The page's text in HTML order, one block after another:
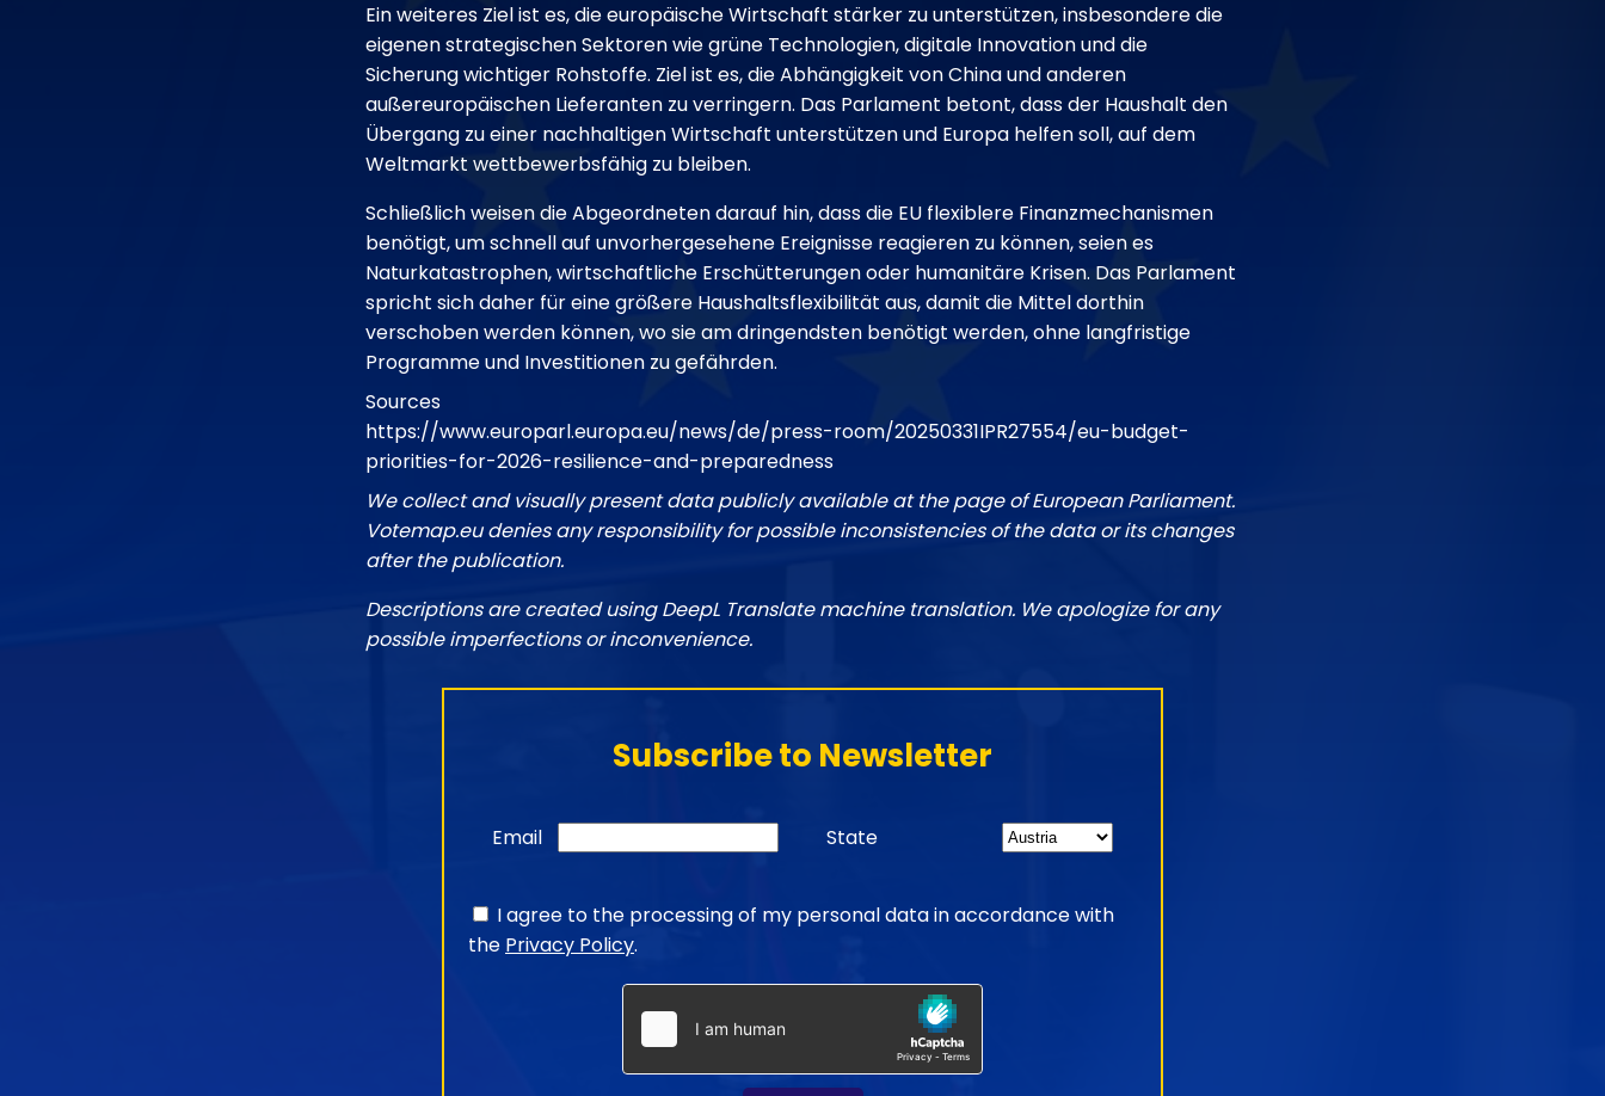
Ein weiteres Ziel ist es, die europäische Wirtschaft stärker zu unterstützen, insbesondere die
eigenen strategischen Sektoren wie grüne Technologien, digitale Innovation und die
Sicherung wichtiger Rohstoffe. Ziel ist es, die Abhängigkeit von China und anderen
außereuropäischen Lieferanten zu verringern. Das Parlament betont, dass der Haushalt den
Übergang zu einer nachhaltigen Wirtschaft unterstützen und Europa helfen soll, auf dem
Weltmarkt wettbewerbsfähig zu bleiben.
Schließlich weisen die Abgeordneten darauf hin, dass die EU flexiblere Finanzmechanismen
benötigt, um schnell auf unvorhergesehene Ereignisse reagieren zu können, seien es
Naturkatastrophen, wirtschaftliche Erschütterungen oder humanitäre Krisen. Das Parlament
spricht sich daher für eine größere Haushaltsflexibilität aus, damit die Mittel dorthin
verschoben werden können, wo sie am dringendsten benötigt werden, ohne langfristige
Programme und Investitionen zu gefährden.
Sources
https://www.europarl.europa.eu/news/de/press-room/20250331IPR27554/eu-budget-
priorities-for-2026-resilience-and-preparedness
We collect and visually present data publicly available at the page of European Parliament.
Votemap.eu denies any responsibility for possible inconsistencies of the data or its changes
after the publication.
Descriptions are created using DeepL Translate machine translation. We apologize for any
possible imperfections or inconvenience.
Subscribe to Newsletter
Email State
I agree to the processing of my personal data in accordance with
the Privacy Policy.